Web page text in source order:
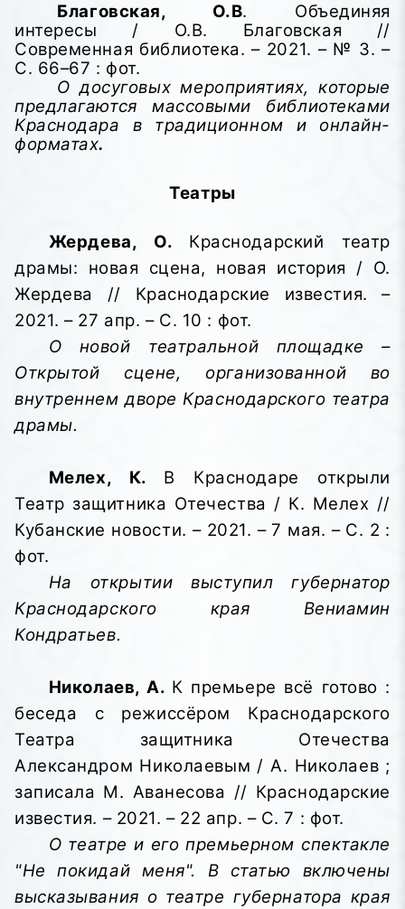
Благовская, О.В. Объединяя
интересы / О.В. Благовская //
Современная библиотека. – 2021. – № 3. –
С. 66–67 : фот.
О досуговых мероприятиях, которые
предлагаются массовыми библиотеками
Краснодара в традиционном и онлайн-
форматах.
Театры
Жердева, О. Краснодарский театр
драмы: новая сцена, новая история / О.
Жердева // Краснодарские известия. –
2021. – 27 апр. – С. 10 : фот.
О новой театральной площадке –
Открытой сцене, организованной во
внутреннем дворе Краснодарского театра
драмы.
Мелех, К. В Краснодаре открыли
Театр защитника Отечества / К. Мелех //
Кубанские новости. – 2021. – 7 мая. – С. 2 :
фот.
На открытии выступил губернатор
Краснодарского края Вениамин
Кондратьев.
Николаев, А. К премьере всё готово :
беседа с режиссёром Краснодарского
Театра защитника Отечества
Александром Николаевым / А. Николаев ;
записала М. Аванесова // Краснодарские
известия. – 2021. – 22 апр. – С. 7 : фот.
О театре и его премьерном спектакле
"Не покидай меня". В статью включены
высказывания о театре губернатора края